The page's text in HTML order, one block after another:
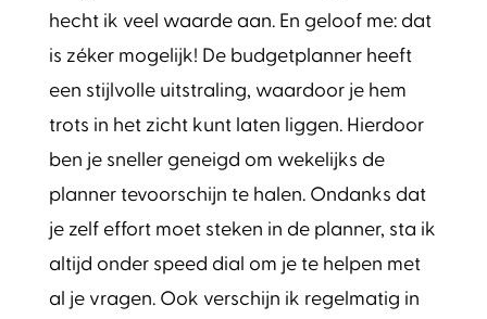
hecht ik veel waarde aan. En geloof me: dat
is zéker mogelijk! De budgetplanner heeft
een stijlvolle uitstraling, waardoor je hem
trots in het zicht kunt laten liggen. Hierdoor
ben je sneller geneigd om wekelijks de
planner tevoorschijn te halen. Ondanks dat
je zelf effort moet steken in de planner, sta ik
altijd onder speed dial om je te helpen met
al je vragen. Ook verschijn ik regelmatig in